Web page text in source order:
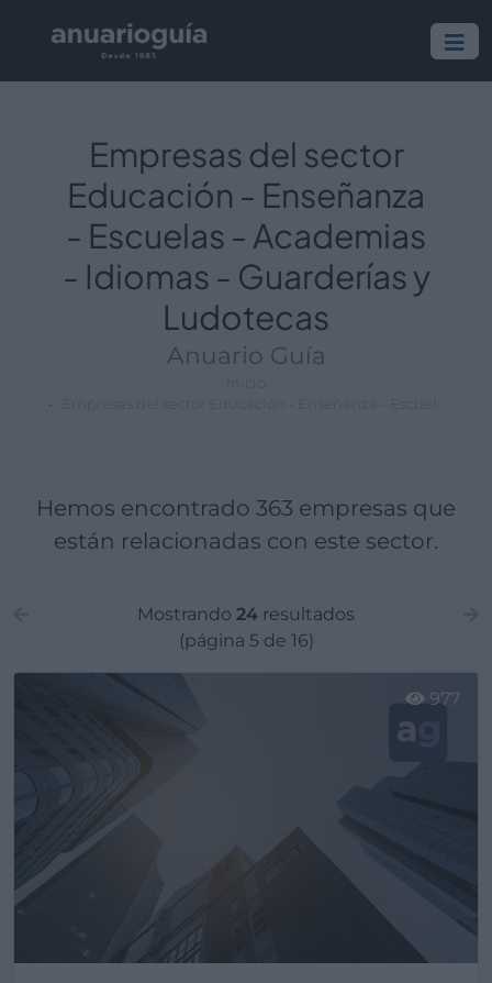
Empresas del sector
Educación - Enseñanza
- Escuelas - Academias
- Idiomas - Guarderías y
Ludotecas
Anuario Guía
Hemos encontrado 363 empresas que
están relacionadas con este sector.
Mostrando 24 resultados
(página 5 de 16)
977
Empresa:
Actividad:
Lugar: